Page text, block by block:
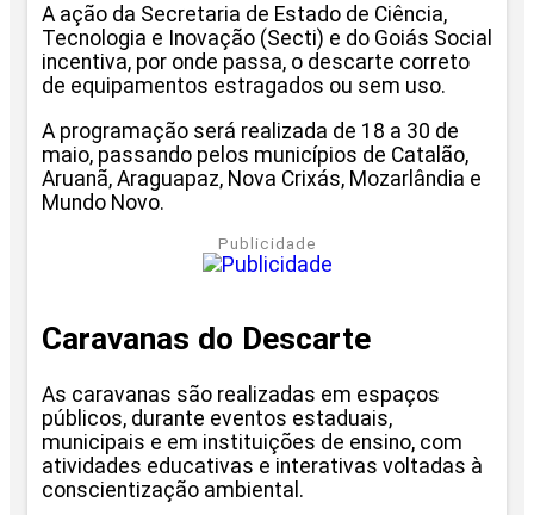
A ação da Secretaria de Estado de Ciência,
Tecnologia e Inovação (Secti) e do Goiás Social
incentiva, por onde passa, o descarte correto
de equipamentos estragados ou sem uso.
A programação será realizada de 18 a 30 de
maio, passando pelos municípios de Catalão,
Aruanã, Araguapaz, Nova Crixás, Mozarlândia e
Mundo Novo.
Publicidade
Caravanas do Descarte
As caravanas são realizadas em espaços
públicos, durante eventos estaduais,
municipais e em instituições de ensino, com
atividades educativas e interativas voltadas à
conscientização ambiental.